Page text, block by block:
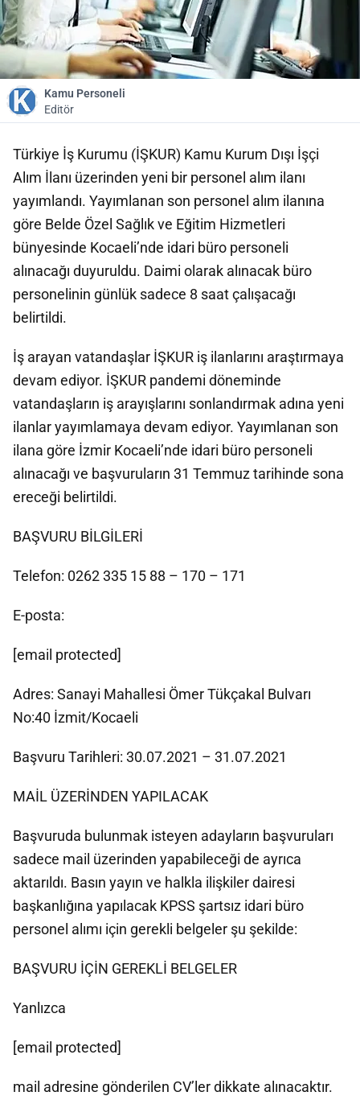
Kamu Personeli
Editör
Türkiye İş Kurumu (İŞKUR) Kamu Kurum Dışı İşçi
Alım İlanı üzerinden yeni bir personel alım ilanı
yayımlandı. Yayımlanan son personel alım ilanına
göre Belde Özel Sağlık ve Eğitim Hizmetleri
bünyesinde Kocaeli’nde idari büro personeli
alınacağı duyuruldu. Daimi olarak alınacak büro
personelinin günlük sadece 8 saat çalışacağı
belirtildi.
İş arayan vatandaşlar İŞKUR iş ilanlarını araştırmaya
devam ediyor. İŞKUR pandemi döneminde
vatandaşların iş arayışlarını sonlandırmak adına yeni
ilanlar yayımlamaya devam ediyor. Yayımlanan son
ilana göre İzmir Kocaeli’nde idari büro personeli
alınacağı ve başvuruların 31 Temmuz tarihinde sona
ereceği belirtildi.
BAŞVURU BİLGİLERİ
Telefon: 0262 335 15 88 – 170 – 171
E-posta:
[email protected]
Adres: Sanayi Mahallesi Ömer Tükçakal Bulvarı
No:40 İzmit/Kocaeli
Başvuru Tarihleri: 30.07.2021 – 31.07.2021
MAİL ÜZERİNDEN YAPILACAK
Başvuruda bulunmak isteyen adayların başvuruları
sadece mail üzerinden yapabileceği de ayrıca
aktarıldı. Basın yayın ve halkla ilişkiler dairesi
başkanlığına yapılacak KPSS şartsız idari büro
personel alımı için gerekli belgeler şu şekilde:
BAŞVURU İÇİN GEREKLİ BELGELER
Yanlızca
[email protected]
mail adresine gönderilen CV’ler dikkate alınacaktır.